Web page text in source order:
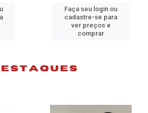
Faça seu login ou
cadastre-se para
ver preços e
comprar